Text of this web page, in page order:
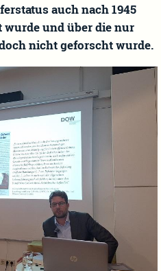
auch nach 1945
und über die nur
nicht geforscht wurde.